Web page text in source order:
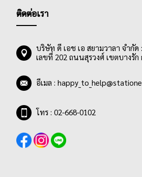
ติดต่อเรา
บริษัท ดี เอช เอ สยามวาลา จำกัด :
เลขที่ 202 ถนนสุรวงศ์ เขตบางรัก
อีเมล :
โทร : 02-668-0102